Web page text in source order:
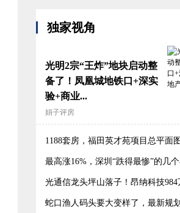
独家视角
光明2宗“王炸”地块启动整
备了！凤凰城地铁口+深实
验+商业...
娟子评房
1188套房，福田英才苑项目总平面
最高涨16%，深圳“跌得最惨”的几
了？
光通信龙头坪山落子！昂纳科技
蛇口渔人码头要大变样了，最新规